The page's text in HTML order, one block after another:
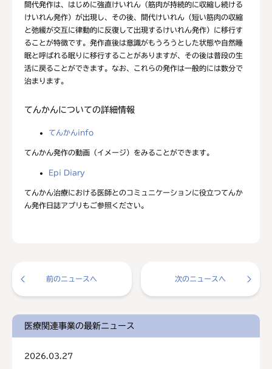
間代発作は、はじめに強直けいれん（筋肉が持続的に収縮し続ける
けいれん発作）が出現し、その後、間代けいれん（短い筋肉の収縮
と弛緩が交互に律動的に反復して出現するけいれん発作）に移行す
ることが特徴です。発作直後は意識がもうろうとした状態や自然睡
眠と呼ばれる眠りに移行することがありますが、その後は普段の生
活に戻ることができます。なお、これらの発作は一般的には数分で
治まります。
てんかんについての詳細情報
てんかんinfo
てんかん発作の動画（イメージ）をみることができます。
Epi Diary
てんかん治療における医師とのコミュニケーションに役立つてんか
ん発作日誌アプリもご参照ください。
前のニュースへ 次のニュースへ
医療関連事業の最新ニュース
2026.03.27